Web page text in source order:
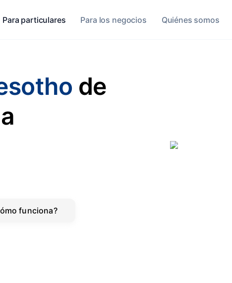
Para particulares Para los negocios Quiénes somos
de
funciona?